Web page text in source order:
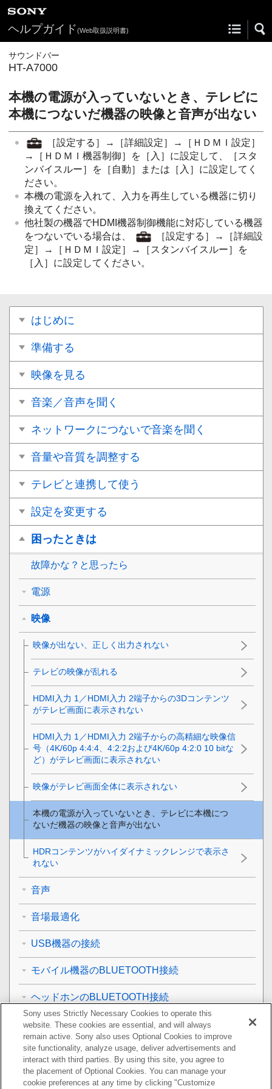
ヘルプガイド(Web取扱説明書)
サウンドバー
HT-A7000
本機の電源が入っていないとき、テレビに
本機につないだ機器の映像と音声が出ない
［設定する ］→［詳細設定］→［ ＨＤＭＩ設定］
→［ ＨＤＭＩ機器制御］を［ 入 ］に設定して、［ スタ
ンバイスルー］を［ 自動］または［ 入 ］に設定してく
ださい。
本機の電源を入れて、入力を再生している機器に切り
換えてください。
他社製の機器でHDMI機器制御機能に対応している機器
をつないでいる場合は、
［設定する ］→［詳細設
定］→［ ＨＤＭＩ設定］→［ スタンバイスルー］を
［ 入 ］に設定してください。
はじめに
準備する
映像を見る
音楽／音声を聞く
ネットワークにつないで音楽を聞く
音量や音質を調整する
テレビと連携して使う
設定を変更する
困ったときは
故障かな？と思ったら
電源
映像
映像が出ない、正しく出力されない
テレビの映像が乱れる
HDMI入力 1 ／HDMI入力 2端子からの3Dコンテンツ
がテレビ画面に表示されない
HDMI入力 1 ／HDMI入力 2端子からの高精細な映像信
号（4K/60p 4:4:4、4:2:2および4K/60p 4:2:0 10 bitな
ど）がテレビ画面に表示されない
映像がテレビ画面全体に表示されない
本機の電源が入っていないとき、テレビに本機につ
ないだ機器の映像と音声が出ない
HDRコンテンツがハイダイナミックレンジで表示さ
れない
音声
音場最適化
USB機器の接続
モバイル機器のBLUETOOTH接続
ヘッドホンのBLUETOOTH接続
無線LANのネットワーク接続
インターネット接続
リモコン
Sony uses Strictly Necessary Cookies to operate this
website. These cookies are essential, and will always
remain active. Sony also uses Optional Cookies to improve
site functionality, analyze usage, deliver advertisements and
interact with third parties. By using this site, you agree to
the placement of Optional Cookies. You can manage your
cookie preferences at any time by clicking "Customize